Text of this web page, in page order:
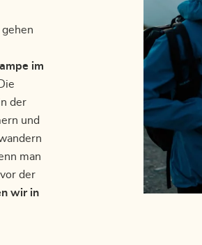
gehen
im
der
und
man
der
wir in